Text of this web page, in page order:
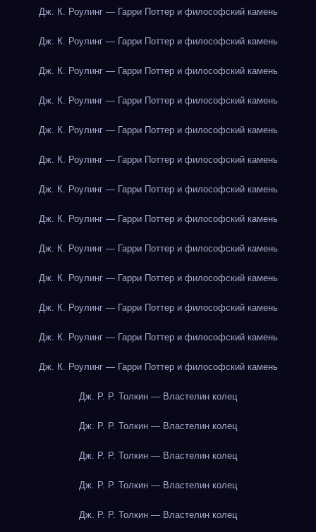
Дж. К. Роулинг — Гарри Поттер и философский камень
Дж. К. Роулинг — Гарри Поттер и философский камень
Дж. К. Роулинг — Гарри Поттер и философский камень
Дж. К. Роулинг — Гарри Поттер и философский камень
Дж. К. Роулинг — Гарри Поттер и философский камень
Дж. К. Роулинг — Гарри Поттер и философский камень
Дж. К. Роулинг — Гарри Поттер и философский камень
Дж. К. Роулинг — Гарри Поттер и философский камень
Дж. К. Роулинг — Гарри Поттер и философский камень
Дж. К. Роулинг — Гарри Поттер и философский камень
Дж. К. Роулинг — Гарри Поттер и философский камень
Дж. К. Роулинг — Гарри Поттер и философский камень
Дж. К. Роулинг — Гарри Поттер и философский камень
Дж. Р. Р. Толкин — Властелин колец
Дж. Р. Р. Толкин — Властелин колец
Дж. Р. Р. Толкин — Властелин колец
Дж. Р. Р. Толкин — Властелин колец
Дж. Р. Р. Толкин — Властелин колец